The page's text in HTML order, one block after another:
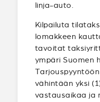
linja-auto.
Kilpailuta
lomakkeen
tavoitat
ympäri Suomen
vähintään yksi
vastausaikaa ja